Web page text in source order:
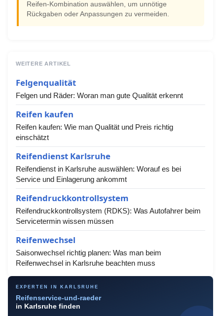
Reifen-Kombination auswählen, um unnötige
Rückgaben oder Anpassungen zu vermeiden.
WEITERE ARTIKEL
Felgenqualität
Felgen und Räder: Woran man gute Qualität erkennt
Reifen kaufen
Reifen kaufen: Wie man Qualität und Preis richtig
einschätzt
Reifendienst Karlsruhe
Reifendienst in Karlsruhe auswählen: Worauf es bei
Service und Einlagerung ankommt
Reifendruckkontrollsystem
Reifendruckkontrollsystem (RDKS): Was Autofahrer beim
Servicetermin wissen müssen
Reifenwechsel
Saisonwechsel richtig planen: Was man beim
Reifenwechsel in Karlsruhe beachten muss
EXPERTEN IN KARLSRUHE
Reifenservice-und-raeder
in Karlsruhe finden